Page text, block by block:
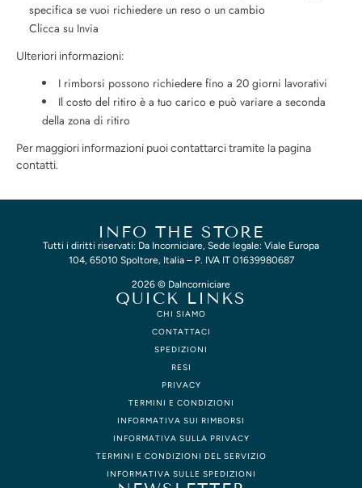
specifica se vuoi richiedere un reso o un cambio
Clicca su Invia
Ulteriori informazioni:
I rimborsi possono richiedere fino a 20 giorni lavorativi
Il costo del ritiro è a tuo carico e può variare a seconda
della zona di ritiro
Per maggiori informazioni puoi contattarci tramite la pagina
contatti.
INFO THE STORE
Tutti i diritti riservati: Da Incorniciare, Sede legale: Viale Europa
104, 65010 Spoltore, Italia – P. IVA IT 01639980687
2026 © DaIncorniciare
QUICK LINKS
CHI SIAMO
CONTATTACI
SPEDIZIONI
RESI
PRIVACY
TERMINI E CONDIZIONI
INFORMATIVA SUI RIMBORSI
INFORMATIVA SULLA PRIVACY
TERMINI E CONDIZIONI DEL SERVIZIO
INFORMATIVA SULLE SPEDIZIONI